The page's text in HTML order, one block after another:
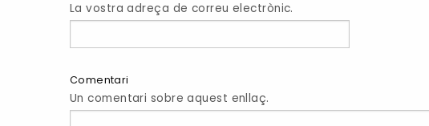
La vostra adreça de correu electrònic.
Comentari
Un comentari sobre aquest enllaç.